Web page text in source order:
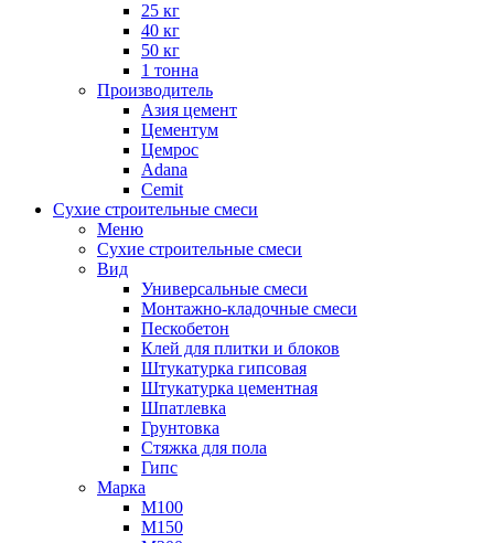
25 кг
40 кг
50 кг
1 тонна
Производитель
Азия цемент
Цементум
Цемрос
Adana
Cemit
Сухие строительные смеси
Меню
Сухие строительные смеси
Вид
Универсальные смеси
Монтажно-кладочные смеси
Пескобетон
Клей для плитки и блоков
Штукатурка гипсовая
Штукатурка цементная
Шпатлевка
Грунтовка
Стяжка для пола
Гипс
Марка
М100
М150